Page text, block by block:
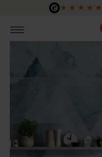
Zum Hauptinhalt springen
★ ★ ★ ★ ★